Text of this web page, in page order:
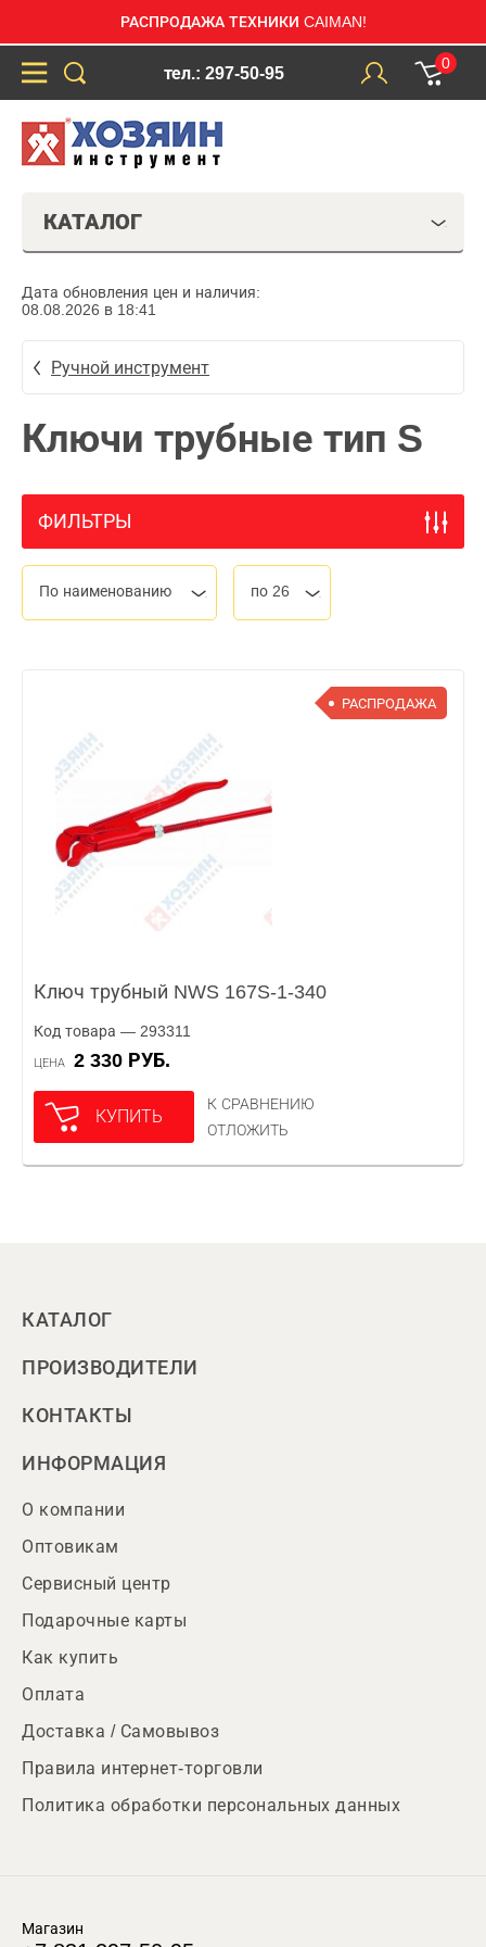
РАСПРОДАЖА ТЕХНИКИ CAIMAN!
тел.: 297-50-95
0
КАТАЛОГ
Дата обновления цен и наличия:
08.08.2026 в 18:41
Ручной инструмент
Ключи трубные тип S
ФИЛЬТРЫ
По наименованию по 26
РАСПРОДАЖА
Ключ трубный NWS 167S-1-340
Код товара — 293311
ЦЕНА 2 330 РУБ.
КУПИТЬ
К СРАВНЕНИЮ
ОТЛОЖИТЬ
КАТАЛОГ
ПРОИЗВОДИТЕЛИ
КОНТАКТЫ
ИНФОРМАЦИЯ
О компании
Оптовикам
Сервисный центр
Подарочные карты
Как купить
Оплата
Доставка / Самовывоз
Правила интернет-торговли
Политика обработки персональных данных
Магазин